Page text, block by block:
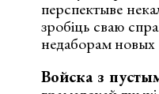
перспектыве
зробіць сваю
недаборам
Войска з